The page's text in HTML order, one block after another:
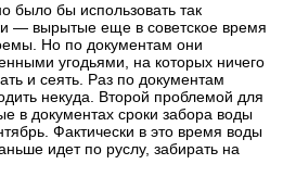
было бы использовать так
— вырытые еще в советское время
Но по документам они
угодьями, на которых ничего
и сеять. Раз по документам
некуда. Второй проблемой для
в документах сроки забора воды
Фактически в это время воды
идет по руслу, забирать на